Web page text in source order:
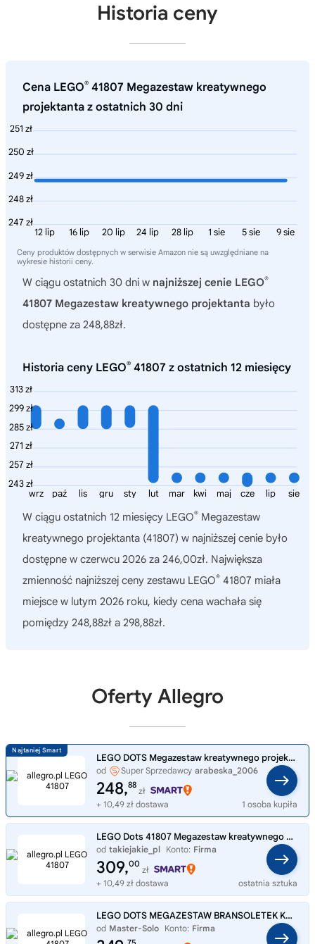
Historia ceny
Cena LEGO® 41807 Megazestaw kreatywnego
projektanta z ostatnich 30 dni
251 zł
250 zł
249 zł
248 zł
247 zł
9 sie
5 sie
1 sie
28 lip
24 lip
20 lip
16 lip
12 lip
Ceny produktów dostępnych w serwisie Amazon nie są uwzględniane na
wykresie historii ceny.
W ciągu ostatnich 30 dni w najniższej cenie LEGO®
41807 Megazestaw kreatywnego projektanta było
dostępne za 248,88zł.
Historia ceny LEGO® 41807 z ostatnich 12 miesięcy
313 zł
299 zł
285 zł
271 zł
257 zł
243 zł
sie
lip
cze
maj
kwi
mar
lut
sty
gru
lis
paź
wrz
W ciągu ostatnich 12 miesięcy LEGO® Megazestaw
kreatywnego projektanta (41807) w najniższej cenie było
dostępne w czerwcu 2026 za 246,00zł. Największa
zmienność najniższej ceny zestawu LEGO® 41807 miała
miejsce w lutym 2026 roku, kiedy cena wachała się
pomiędzy 248,88zł a 298,88zł.
Oferty Allegro
LEGO DOTS Megazestaw kreatywnego projektanta 41807
od Super Sprzedawcy arabeska_2006
248,88
zł
+ 10,49 zł dostawa
1 osoba kupiła
LEGO Dots 41807 Megazestaw kreatywnego projektanta
od takiejakie_pl Konto: Firma
309,00
zł
+ 10,49 zł dostawa
ostatnia sztuka
LEGO DOTS MEGAZESTAW BRANSOLETEK KREATYWNEGO PROJEKTANTA 41807
od Master-Solo Konto: Firma